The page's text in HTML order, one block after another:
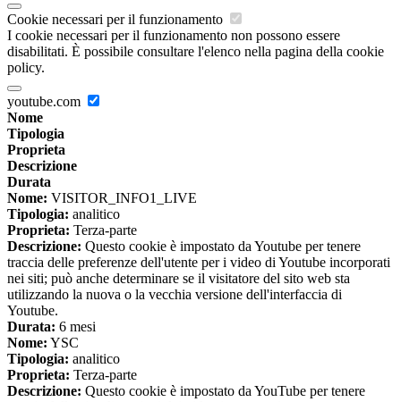
Cookie necessari per il funzionamento
I cookie necessari per il funzionamento non possono essere
disabilitati. È possibile consultare l'elenco nella pagina della cookie
policy.
youtube.com
Nome
Tipologia
Proprieta
Descrizione
Durata
Nome: VISITOR_INFO1_LIVE
Tipologia: analitico
Proprieta: Terza-parte
Descrizione: Questo cookie è impostato da Youtube per tenere
traccia delle preferenze dell'utente per i video di Youtube incorporati
nei siti; può anche determinare se il visitatore del sito web sta
utilizzando la nuova o la vecchia versione dell'interfaccia di
Youtube.
Durata: 6 mesi
Nome: YSC
Tipologia: analitico
Proprieta: Terza-parte
Descrizione: Questo cookie è impostato da YouTube per tenere